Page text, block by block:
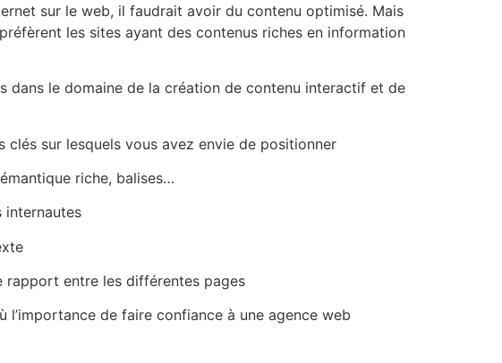
sur le web, il faudrait avoir du contenu optimisé. Mais
les sites ayant des contenus riches en information
dans le domaine de la création de contenu interactif et de
sur lesquels vous avez envie de positionner
riche, balises…
internautes
rapport entre les différentes pages
l’importance de faire confiance à une agence web